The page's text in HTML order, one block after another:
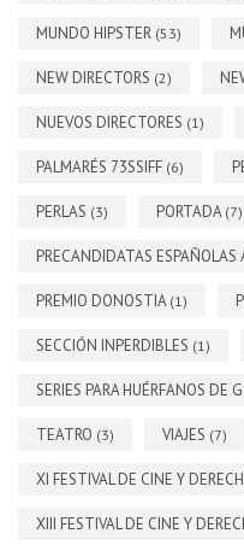
MUNDO HIPSTER (53)
NEW DIRECTORS (2)
NUEVOS DIRECTORES (1)
PALMARÉS 73SSIFF (6)
PERLAS (3) PORTADA (7)
PRECANDIDATAS ESPAÑOLAS
PREMIO DONOSTIA (1)
SECCIÓN INPERDIBLES (1)
SERIES PARA HUÉRFANOS DE
TEATRO (3) VIAJES (7)
XI FESTIVAL DE CINE Y
XIII FESTIVAL DE CINE Y